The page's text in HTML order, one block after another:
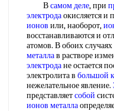
Всамом деле, при
электродаокисляется и
ионов или, наоборот,
восстанавливаются и
атомов. В обоих случаях
металлав растворе
электродане остается
электролита в большой
нежелательное явление.
представляетсобой
ионов металла